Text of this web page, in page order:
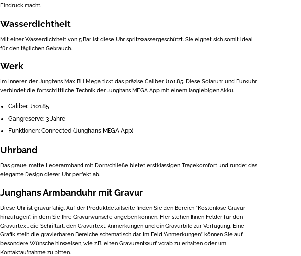
Eindruck macht.
Wasserdichtheit
Mit einer Wasserdichtheit von 5 Bar ist diese Uhr spritzwassergeschützt. Sie eignet sich somit ideal
für den täglichen Gebrauch.
Werk
Im Inneren der Junghans Max Bill Mega tickt das präzise Caliber J101.85. Diese Solaruhr und Funkuhr
verbindet die fortschrittliche Technik der Junghans MEGA App mit einem langlebigen Akku.
Caliber: J101.85
Gangreserve: 3 Jahre
Funktionen: Connected (Junghans MEGA App)
Uhrband
Das graue, matte Lederarmband mit Dornschließe bietet erstklassigen Tragekomfort und rundet das
elegante Design dieser Uhr perfekt ab.
Junghans Armbanduhr mit Gravur
Diese Uhr ist gravurfähig. Auf der Produktdetailseite finden Sie den Bereich “Kostenlose Gravur
hinzufügen”, in dem Sie Ihre Gravurwünsche angeben können. Hier stehen Ihnen Felder für den
Gravurtext, die Schriftart, den Gravurtext, Anmerkungen und ein Gravurbild zur Verfügung. Eine
Grafik stellt die gravierbaren Bereiche schematisch dar. Im Feld “Anmerkungen” können Sie auf
besondere Wünsche hinweisen, wie z.B. einen Gravurentwurf vorab zu erhalten oder um
Kontaktaufnahme zu bitten.